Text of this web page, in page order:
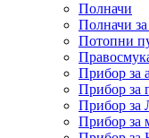
Полначи
Полначи
Потопни
Прибор за
Прибор за
Прибор за
Прибор за